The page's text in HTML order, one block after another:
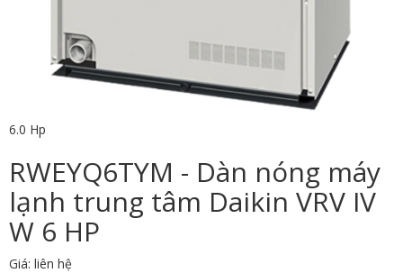
6.0 Hp
RWEYQ6TYM - Dàn nóng máy
lạnh trung tâm Daikin VRV IV
W 6 HP
Giá: liên hệ